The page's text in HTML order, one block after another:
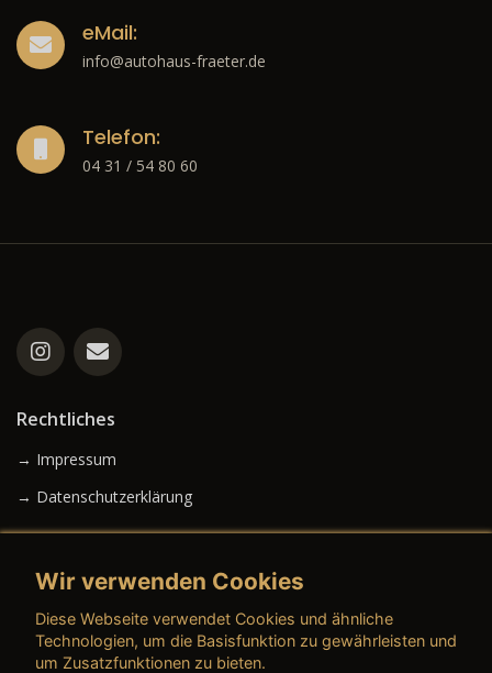
eMail:
info@autohaus-fraeter.de
Telefon:
04 31 / 54 80 60
Rechtliches
→ Impressum
→ Datenschutzerklärung
→ AGB (Gebrauchtwagen)
Wir verwenden Cookies
Diese Webseite verwendet Cookies und ähnliche
Technologien, um die Basisfunktion zu gewährleisten und
um Zusatzfunktionen zu bieten.